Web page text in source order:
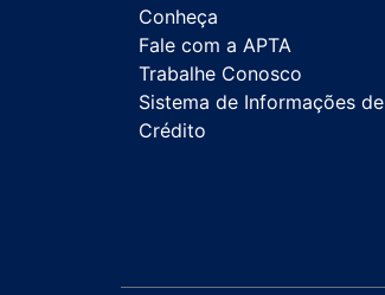
Conheça
Fale com a APTA
Trabalhe Conosco
Sistema de Informações de
Crédito